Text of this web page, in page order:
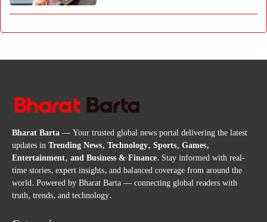
Bharat Barta— Your trusted global news portal delivering the latest
updates inTrending News, Technology, Sports, Games,
Entertainment, and Business & Finance. Stay informed with real-
time stories, expert insights, and balanced coverage from around the
world. Powered by Bharat Barta — connecting global readers with
truth, trends, and technology.